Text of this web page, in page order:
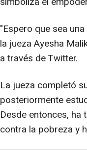
"Espero que sea
la jueza Ayesha
a través de Twitter.
La jueza completó
posteriormente
Desde entonces, ha
contra la pobreza y